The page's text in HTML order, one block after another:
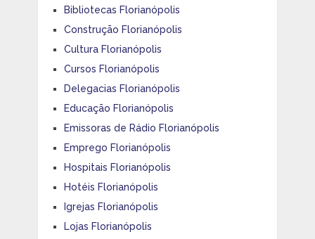
Bibliotecas Florianópolis
Construção Florianópolis
Cultura Florianópolis
Cursos Florianópolis
Delegacias Florianópolis
Educação Florianópolis
Emissoras de Rádio Florianópolis
Emprego Florianópolis
Hospitais Florianópolis
Hotéis Florianópolis
Igrejas Florianópolis
Lojas Florianópolis